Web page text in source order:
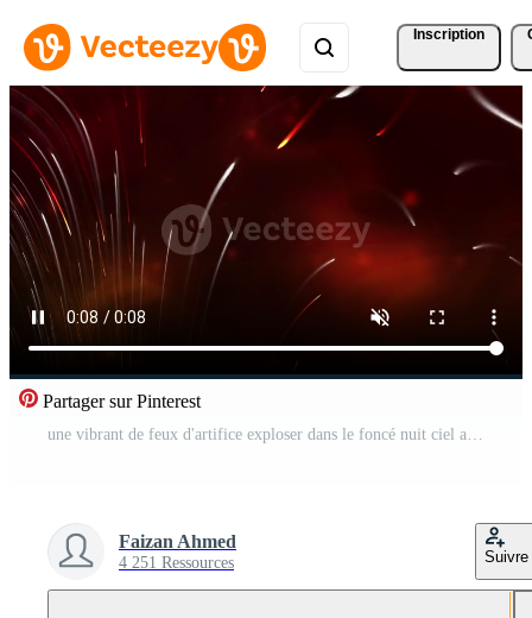
Inscription
Partager sur Pinterest
une vibrant de feux d'artifice exploser dans le foncé nuit ciel avec coloré des étincelles et les sentiers de lumière Vidéo Pro
Faizan Ahmed
4 251 Ressources Suivre